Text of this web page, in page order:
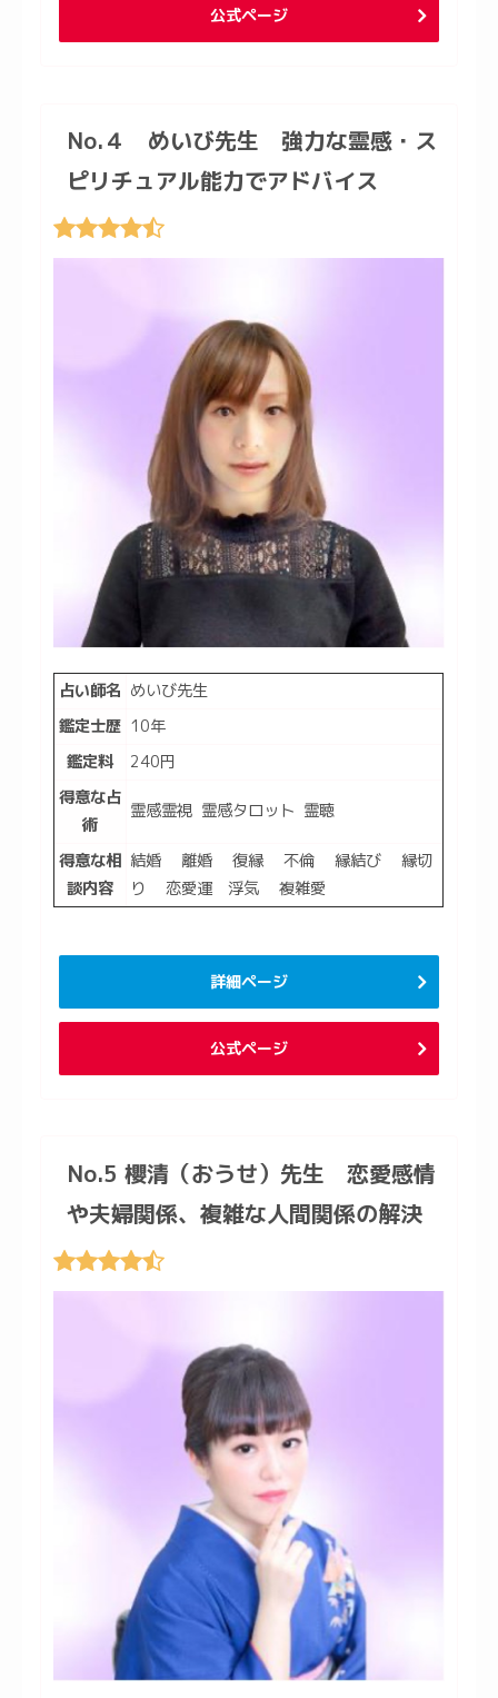
公式ページ
No.４ めいび先生 強力な霊感・ス
ピリチュアル能力でアドバイス
占い師名 めいび先生
鑑定士歴 10年
鑑定料
240円
得意な占
術
霊感霊視 霊感タロット 霊聴
得意な相
談内容
結婚 離婚 復縁 不倫 縁結び 縁切
り 恋愛運 浮気 複雑愛
詳細ページ
公式ページ
No.5 櫻清（おうせ）先生 恋愛感情
や夫婦関係、複雑な人間関係の解決